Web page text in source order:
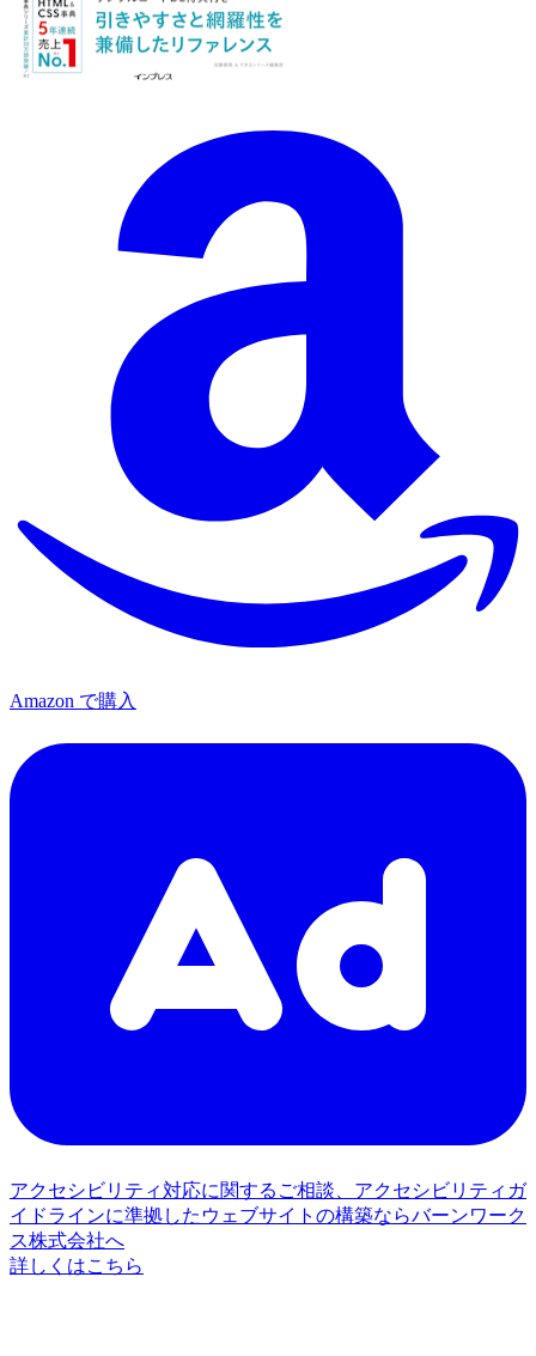
Amazon で購入
アクセシビリティ対応に関するご相談、アクセシビリティガ
イドラインに準拠したウェブサイトの構築ならバーンワーク
ス株式会社へ
詳しくはこちら